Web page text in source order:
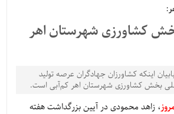
کشاورزی شهرستان اهر
اینکه کشاورزان جهادگران عرصه تولید
بخش کشاورزی شهرستان اهر کم‌آبی است.
، زاهد محمودی در آیین بزرگداشت هفته